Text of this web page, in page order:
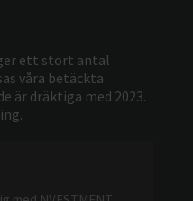
ett stort antal
våra betäckta
är dräktiga med 2023.